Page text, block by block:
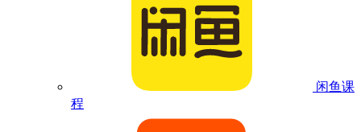
闲鱼课
程